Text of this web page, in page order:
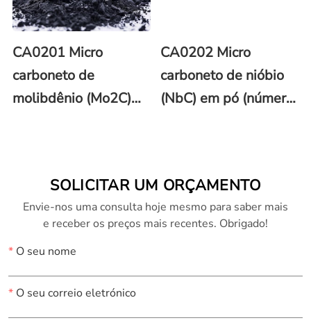
CA0201 Micro
carboneto de
molibdênio (Mo2C)
CA0202 Micro
carboneto de nióbio
(NbC) em pó (número
SOLICITAR UM ORÇAMENTO
Envie-nos uma consulta hoje mesmo para saber mais
e receber os preços mais recentes. Obrigado!
*O seu nome
*O seu correio eletrónico